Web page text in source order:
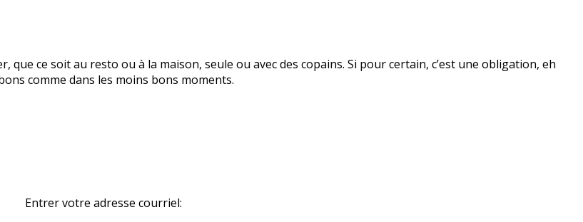
que ce soit au resto ou à la maison, seule ou avec des copains. Si pour certain, c’est une obligation, eh
comme dans les moins bons moments.
Entrer votre adresse courriel: